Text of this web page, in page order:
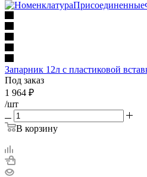
Запарник 12л с пластиковой
Под заказ
1 964 ₽
/шт
В корзину